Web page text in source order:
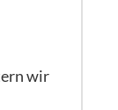
wir